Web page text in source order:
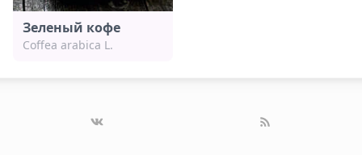
Зеленый кофе
Coffea arabica L.